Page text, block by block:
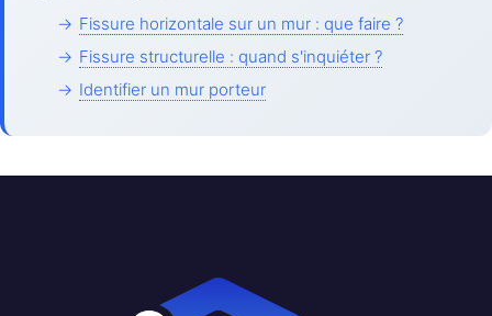
→ Fissure horizontale sur un mur : que faire ?
→ Fissure structurelle : quand s'inquiéter ?
→ Identifier un mur porteur